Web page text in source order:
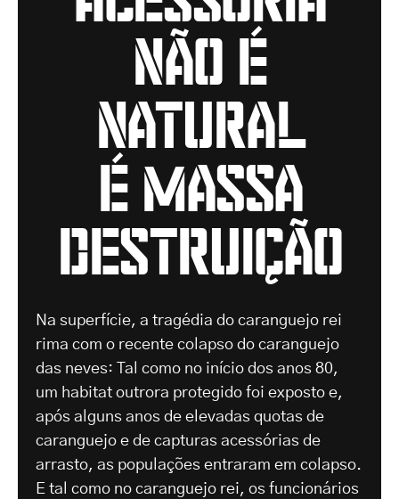
não é
natural
é massa
destruição
Na superfície, a tragédia do caranguejo rei
rima com o recente colapso do caranguejo
das neves: Tal como no início dos anos 80,
um habitat outrora protegido foi exposto e,
após alguns anos de elevadas quotas de
caranguejo e de capturas acessórias de
arrasto, as populações entraram em colapso.
E tal como no caranguejo rei, os funcionários